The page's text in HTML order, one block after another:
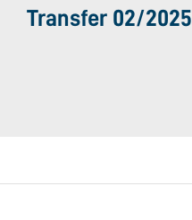
Transfer 02/2025